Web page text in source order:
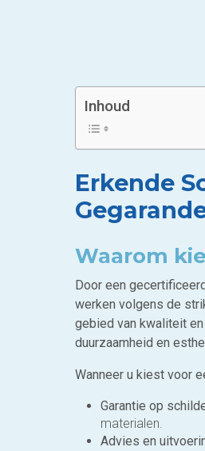
Inhoud
Erkende
Waarom
Door een
werken volgens de
gebied van kwaliteit
duurzaamheid en
Wanneer u kiest voor
Garantie op
materialen.
Advies en